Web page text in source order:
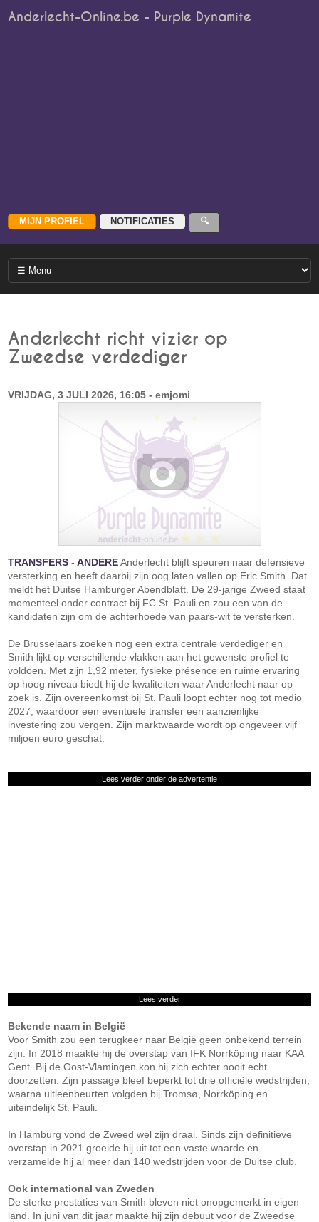
Anderlecht-Online.be - Purple Dynamite
Anderlecht richt vizier op
Zweedse verdediger
VRIJDAG, 3 JULI 2026, 16:05 - emjomi
TRANSFERS -ANDEREAnderlecht blijft speuren naar defensieve
versterking en heeft daarbij zijn oog laten vallen op Eric Smith. Dat
meldt het Duitse Hamburger Abendblatt. De 29-jarige Zweed staat
momenteel onder contract bij FC St. Pauli en zou een van de
kandidaten zijn om de achterhoede van paars-wit te versterken.
De Brusselaars zoeken nog een extra centrale verdediger en
Smith lijkt op verschillende vlakken aan het gewenste profiel te
voldoen. Met zijn 1,92 meter, fysieke présence en ruime ervaring
op hoog niveau biedt hij de kwaliteiten waar Anderlecht naar op
zoek is. Zijn overeenkomst bij St. Pauli loopt echter nog tot medio
2027, waardoor een eventuele transfer een aanzienlijke
investering zou vergen. Zijn marktwaarde wordt op ongeveer vijf
miljoen euro geschat.
Lees verder onder de advertentie
Lees verder
Bekende naam in België
Voor Smith zou een terugkeer naar België geen onbekend terrein
zijn. In 2018 maakte hij de overstap van IFK Norrköping naar KAA
Gent. Bij de Oost-Vlamingen kon hij zich echter nooit echt
doorzetten. Zijn passage bleef beperkt tot drie officiële wedstrijden,
waarna uitleenbeurten volgden bij Tromsø, Norrköping en
uiteindelijk St. Pauli.
In Hamburg vond de Zweed wel zijn draai. Sinds zijn definitieve
overstap in 2021 groeide hij uit tot een vaste waarde en
verzamelde hij al meer dan 140 wedstrijden voor de Duitse club.
Ook international van Zweden
De sterke prestaties van Smith bleven niet onopgemerkt in eigen
land. In juni van dit jaar maakte hij zijn debuut voor de Zweedse